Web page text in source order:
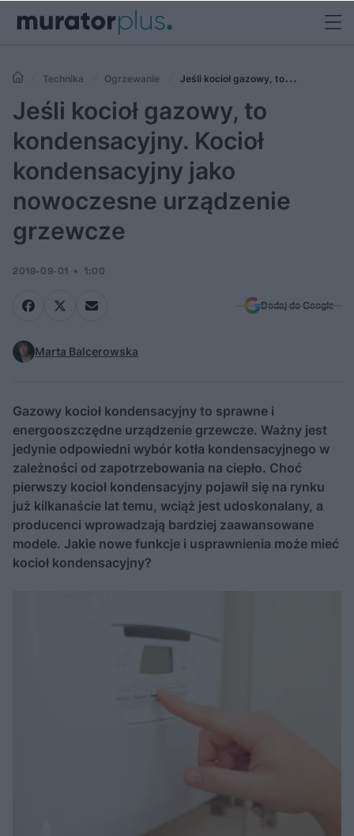
Technika Ogrzewanie
Jeśli kocioł gazowy, to
kondensacyjny. Kocioł kondensacyjny jako nowoczesne urządzenie
grzewcze
Jeśli kocioł gazowy, to
kondensacyjny. Kocioł
kondensacyjny jako
nowoczesne urządzenie
grzewcze
2019-09-01 1:00
Dodaj do Google
Marta Balcerowska
Gazowy kocioł kondensacyjny to sprawne i
energooszczędne urządzenie grzewcze. Ważny jest
jedynie odpowiedni wybór kotła kondensacyjnego w
zależności od zapotrzebowania na ciepło. Choć
pierwszy kocioł kondensacyjny pojawił się na rynku
już kilkanaście lat temu, wciąż jest udoskonalany, a
producenci wprowadzają bardziej zaawansowane
modele. Jakie nowe funkcje i usprawnienia może mieć
kocioł kondensacyjny?